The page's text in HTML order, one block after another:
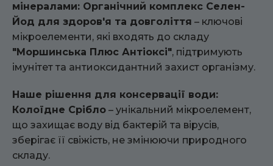
мінералами: Органічний комплекс Селен-
Йод для здоров'я та довголіття – ключові
мікроелементи, які входять до складу
"Моршинська Плюс Антіоксі", підтримують
імунітет та антиоксидантний захист організму.
Наше рішення для консервації води:
Колоїдне Срібло – унікальний мікроелемент,
що захищає воду від бактерій та вірусів,
зберігає її свіжість, не змінюючи природного
складу.